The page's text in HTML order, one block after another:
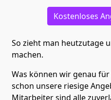
Kostenloses
So zieht man heutzutage
machen.
Was können wir genau
schon unsere riesige
Mitarbeiter sind alle